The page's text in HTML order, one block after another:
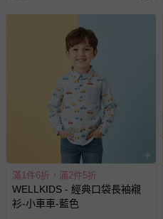
滿1件6折，滿2件5折
WELLKIDS - 經典口袋長袖襯
衫-小車車-藍色